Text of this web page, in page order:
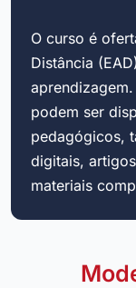
O curso é
Distância
podem ser
pedagógicos,
digitais,
materiais